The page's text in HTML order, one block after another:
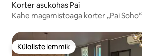
Korter asukohas Pai
Kahe magamistoaga korter „Pai Soho“
Külaliste lemmik
Külaliste lemmik